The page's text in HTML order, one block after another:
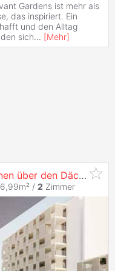
Gardens ist mehr als
das inspiriert. Ein
und den Alltag
sich... [Mehr]
AvantGardens | Traumhaft wohnen über den Dächern von
/ 2 Zimmer